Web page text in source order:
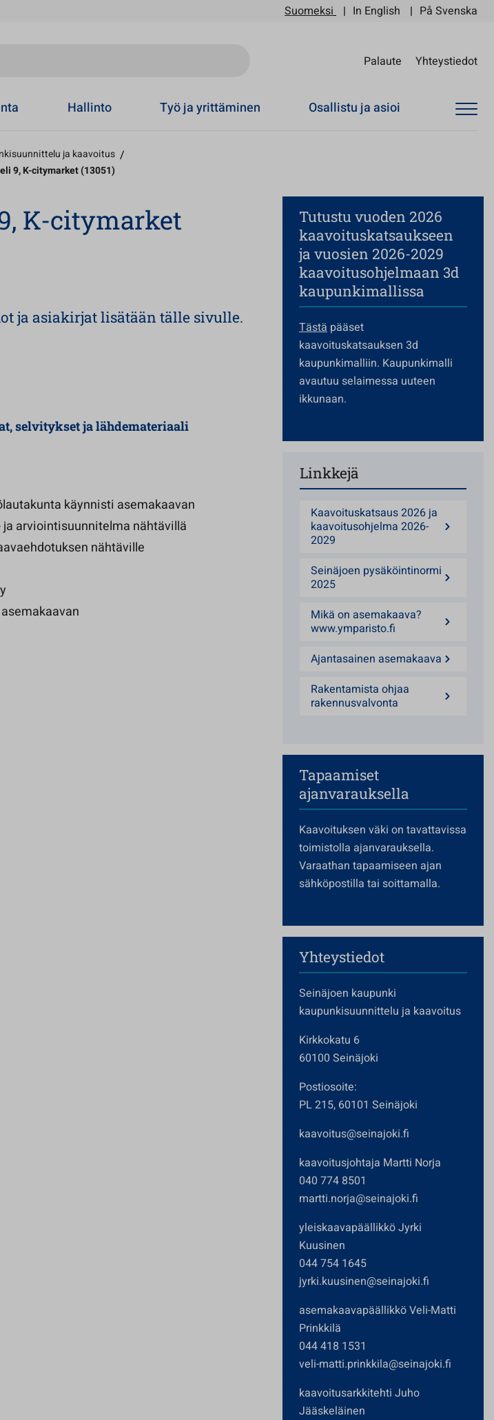
Suomeksi In English På Svenska
Palaute Yhteystiedot
Hallinto Työ ja yrittäminen Osallistu ja asioi
ja kaavoitus /
9, K-citymarket (13051)
K-citymarket
ja asiakirjat lisätään tälle sivulle.
selvitykset ja lähdemateriaali
käynnisti asemakaavan
arviointisuunnitelma nähtävillä
nähtäville
Tutustu vuoden 2026
kaavoituskatsaukseen
ja vuosien 2026-2029
kaavoitusohjelmaan 3d
kaupunkimallissa
Tästä pääset
kaavoituskatsauksen 3d
kaupunkimalliin. Kaupunkimalli
avautuu selaimessa uuteen
ikkunaan.
Linkkejä
Kaavoituskatsaus 2026 ja
kaavoitusohjelma 2026-
2029
Seinäjoen pysäköintinormi
2025
Mikä on asemakaava?
www.ymparisto.fi
Ajantasainen asemakaava
Rakentamista ohjaa
rakennusvalvonta
Tapaamiset
ajanvarauksella
Kaavoituksen väki on tavattavissa
toimistolla ajanvarauksella.
Varaathan tapaamiseen ajan
sähköpostilla tai soittamalla.
Yhteystiedot
Seinäjoen kaupunki
kaupunkisuunnittelu ja kaavoitus
Kirkkokatu 6
60100 Seinäjoki
Postiosoite:
PL 215, 60101 Seinäjoki
kaavoitus@seinajoki.fi
kaavoitusjohtaja Martti Norja
040 774 8501
martti.norja@seinajoki.fi
yleiskaavapäällikkö Jyrki
Kuusinen
044 754 1645
jyrki.kuusinen@seinajoki.fi
asemakaavapäällikkö Veli-Matti
Prinkkilä
044 418 1531
veli-matti.prinkkila@seinajoki.fi
kaavoitusarkkitehti Juho
Jääskeläinen